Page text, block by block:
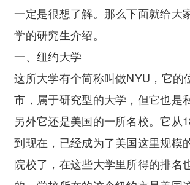
一定是很想了解。那么下面就给大
学的研究生介绍。
一、纽约大学
这所大学有个简称叫做NYU，它的
市，属于研究型的大学，但它也是
另外它还是美国的一所名校。它从
到现在，已经成为了美国这里规模
院校了，在这些大学里所得的排名